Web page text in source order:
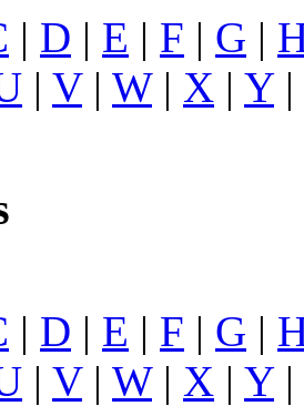
| D | E | F | G |
| V| W| X | Y|
| D | E | F | G |
| V| W| X | Y|